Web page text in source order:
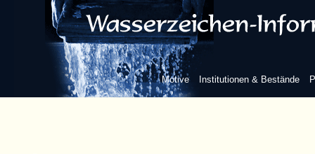
Motive Institutionen & Bestände
Dresden
Duisburg
Düsseldorf
Eichstätt
Erfurt
Erlangen
Essen